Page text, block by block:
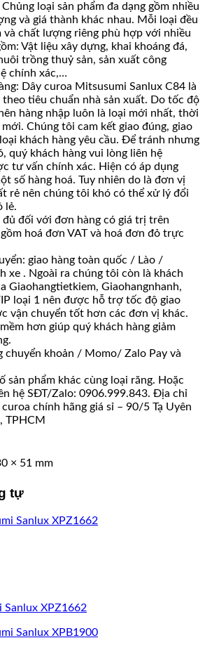
loại sản phẩm đa dạng gồm nhiều
và giá thành khác nhau. Mỗi loại đều
và chất lượng riêng phù hợp với nhiều
Vật liệu xây dựng, khai khoáng đá,
trồng thuỷ sản, sản xuất công
chính xác,…
Dây curoa Mitsusumi Sanlux C84 là
tiêu chuẩn nhà sản xuất. Do tốc độ
hàng nhập luôn là loại mới nhất, thời
Chúng tôi cam kết giao đúng, giao
khách hàng yêu cầu. Để tránh nhưng
quý khách hàng vui lòng liên hệ
tư vấn chính xác. Hiện có áp dụng
số hàng hoá. Tuy nhiên do là đơn vị
rẻ nên chúng tôi khó có thể xử lý đổi
lẻ.
đối với đơn hàng có giá trị trên
hoá đơn VAT và hoá đơn đỏ trực
giao hàng toàn quốc / Lào /
xe . Ngoài ra chúng tôi còn là khách
Giaohangtietkiem, Giaohangnhanh,
loại 1 nên được hỗ trợ tốc độ giao
vận chuyển tốt hơn các đơn vị khác.
hơn giúp quý khách hàng giảm
chuyển khoản / Momo/ Zalo Pay và
sản phẩm khác cùng loại răng. Hoặc
hệ SĐT/Zalo: 0906.999.843. Địa chỉ
chính hãng giá sỉ – 90/5 Tạ Uyên
TPHCM
× 51 mm
tự
Sanlux XPZ1662